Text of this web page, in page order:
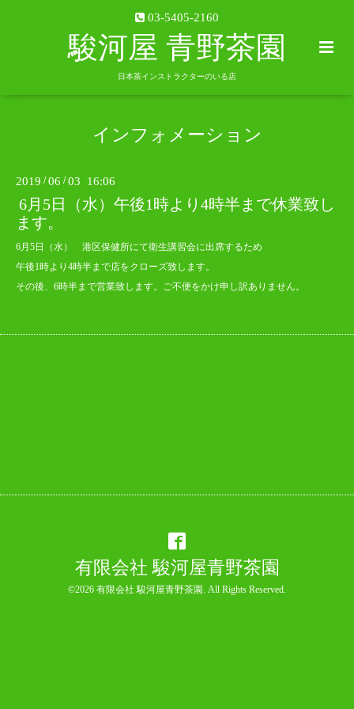
03-5405-2160
駿河屋 青野茶園
日本茶インストラクターのいる店
インフォメーション
2019 /06 /03 16:06
6月5日（水）午後1時より4時半まで休業致し
ます。
6月5日（水） 港区保健所にて衛生講習会に出席するため
午後1時より4時半まで店をクローズ致します。
その後、6時半まで営業致します。ご不便をかけ申し訳ありません。
有限会社 駿河屋青野茶園
©2026 有限会社 駿河屋青野茶園 . All Rights Reserved.